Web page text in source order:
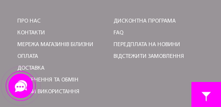
ПРО НАС
КОНТАКТИ
МЕРЕЖА МАГАЗИНІВ БІЛИЗНИ
ОПЛАТА
ДОСТАВКА
ПОВЕРНЕННЯ ТА ОБМІН
УМОВИ ВИКОРИСТАННЯ
ДИСКОНТНА ПРОГРАМА
FAQ
ПЕРЕДПЛАТА НА НОВИНИ
ВІДСТЕЖИТИ ЗАМОВЛЕННЯ